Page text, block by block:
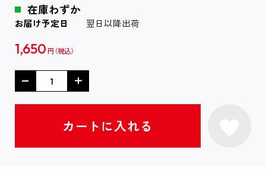
在庫わずか
お届け予定日 翌日以降出荷
1,650 円